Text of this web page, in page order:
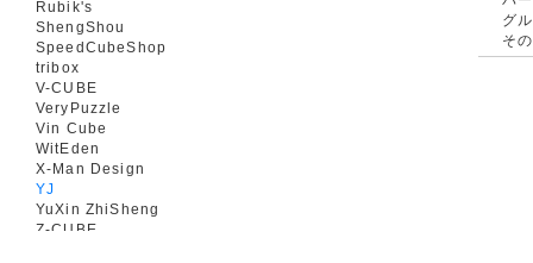
Rubik's
ShengShou
SpeedCubeShop
tribox
V-CUBE
VeryPuzzle
Vin Cube
WitEden
X-Man Design
YJ
YuXin ZhiSheng
Z-CUBE
グ
そ